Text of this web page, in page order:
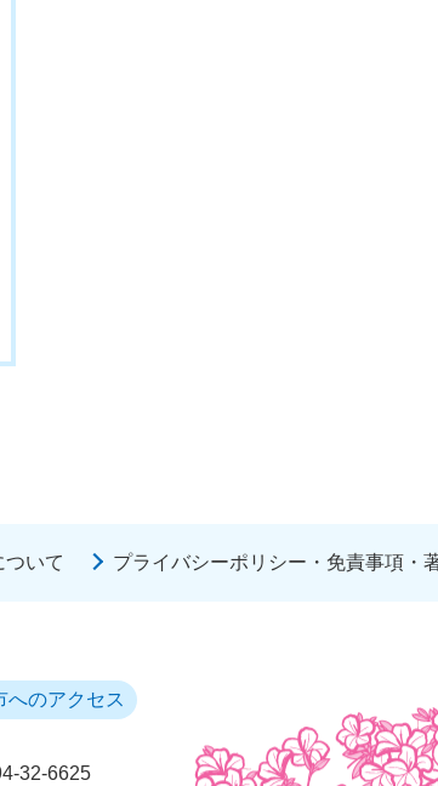
いて プライバシーポリシー・免責事項・
へのアクセス
32-6625